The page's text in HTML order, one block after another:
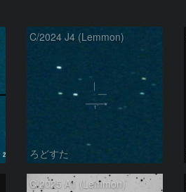
C/2024 J4 (Lemmon)
ろどすた
C/2025 A1 (Lemmon)